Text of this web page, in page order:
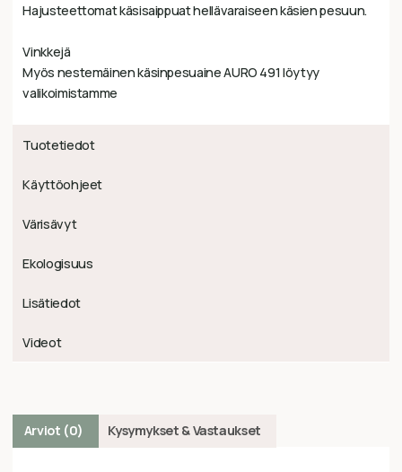
Hajusteettomat käsisaippuat hellävaraiseen käsien pesuun.
Vinkkejä
Myös nestemäinen käsinpesuaine AURO 491 löytyy
valikoimistamme
Tuotetiedot
Käyttöohjeet
Värisävyt
Ekologisuus
Lisätiedot
Videot
Arviot (0) Kysymykset & Vastaukset